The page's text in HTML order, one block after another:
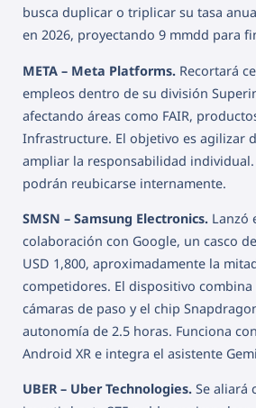
busca duplicar o triplicar su tasa
en 2026, proyectando 9 mmdd para
META – Meta Platforms. Recortará
empleos dentro de su división
afectando áreas como FAIR,
Infrastructure. El objetivo es agilizar
ampliar la responsabilidad
podrán reubicarse internamente.
SMSN – Samsung Electronics. Lanzó
colaboración con Google, un casco
USD 1,800, aproximadamente la
competidores. El dispositivo combina
cámaras de paso y el chip
autonomía de 2.5 horas. Funciona
Android XR e integra el asistente
UBER – Uber Technologies. Se aliará